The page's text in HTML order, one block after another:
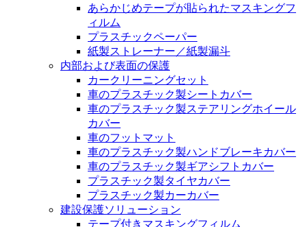
あらかじめテープが貼られたマスキングフ
ィルム
プラスチックペーパー
紙製ストレーナー／紙製漏斗
内部および表面の保護
カークリーニングセット
車のプラスチック製シートカバー
車のプラスチック製ステアリングホイール
カバー
車のフットマット
車のプラスチック製ハンドブレーキカバー
車のプラスチック製ギアシフトカバー
プラスチック製タイヤカバー
プラスチック製カーカバー
建設保護ソリューション
テープ付きマスキングフィルム